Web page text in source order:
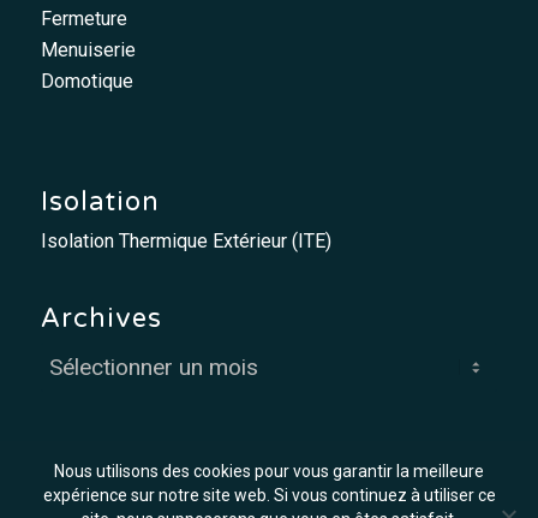
Fermeture
Menuiserie
Domotique
Isolation
Isolation Thermique Extérieur (ITE)
Archives
Nous utilisons des cookies pour vous garantir la meilleure
expérience sur notre site web. Si vous continuez à utiliser ce